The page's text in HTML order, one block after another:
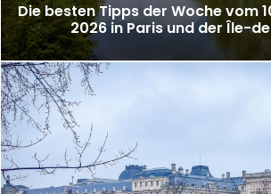
Die besten Tipps der Woche vom
2026 in Paris und der Île-